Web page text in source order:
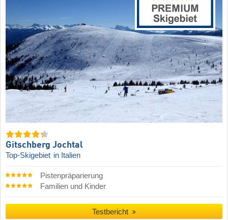
Gitschberg Jochtal
Top-Skigebiet in Italien
Pistenpräparierung
Familien und Kinder
Testbericht